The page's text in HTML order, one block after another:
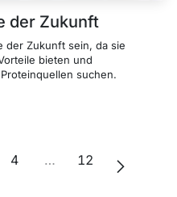
der Zukunft
der Zukunft sein, da sie
bieten und
suchen.
4 … 12